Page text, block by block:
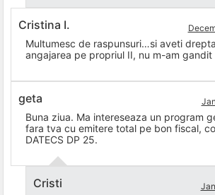
Cristina I.
Multumesc de raspunsuri…si aveti
angajarea pe propriul II, nu m-am
geta
Buna ziua. Ma intereseaza un program
fara tva cu emitere total pe bon fiscal,
DATECS DP 25.
Cristi